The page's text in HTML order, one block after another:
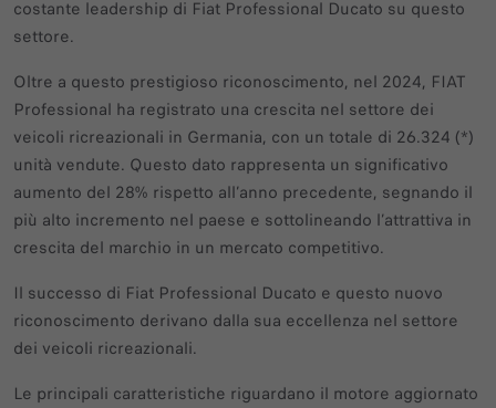
costante leadership di Fiat Professional Ducato su questo
settore.
Oltre a questo prestigioso riconoscimento, nel 2024, FIAT
Professional ha registrato una crescita nel settore dei
veicoli ricreazionali in Germania, con un totale di 26.324 (*)
unità vendute. Questo dato rappresenta un significativo
aumento del 28% rispetto all’anno precedente, segnando il
più alto incremento nel paese e sottolineando l’attrattiva in
crescita del marchio in un mercato competitivo.
Il successo di Fiat Professional Ducato e questo nuovo
riconoscimento derivano dalla sua eccellenza nel settore
dei veicoli ricreazionali.
Le principali caratteristiche riguardano il motore aggiornato